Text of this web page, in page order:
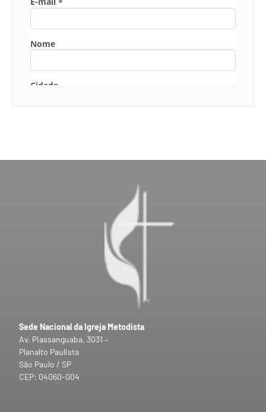
Sede Nacional da Igreja Metodista
Av. Piassanguaba, 3031 –
Planalto Paulista
São Paulo / SP
CEP: 04060-004